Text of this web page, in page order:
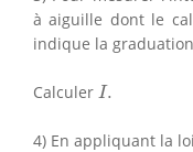
à aiguille dont le
indique la
Calculer I.
I.
4) En appliquant la